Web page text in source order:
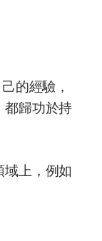
的經驗，
都歸功於持
上，例如